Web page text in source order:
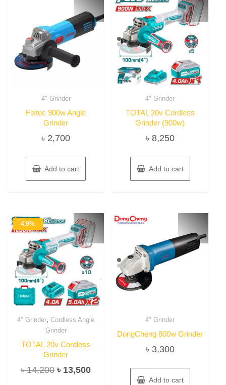
4" Grinder
Fixtec 900w Angle
Grinder
৳ 2,700
Add to cart
4" Grinder
TOTAL 20v Cordless
Grinder (900w)
৳ 8,250
Add to cart
4.9%
4" Grinder,Cordless Angle
Grinder
TOTAL 20v Cordless
Grinder
৳14,200 Original
৳ 13,500Current
4" Grinder
DongCheng 800w Grinder
৳ 3,300
Add to cart